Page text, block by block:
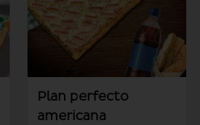
Plan perfecto
americana